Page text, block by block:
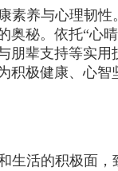
素养与心理韧性
奥秘。依托“心
朋辈支持等实用
积极健康、心智
生活的积极面，